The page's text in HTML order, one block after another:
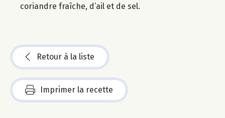
coriandre fraîche, d’ail et de sel.
Retour à la liste
Imprimer la recette